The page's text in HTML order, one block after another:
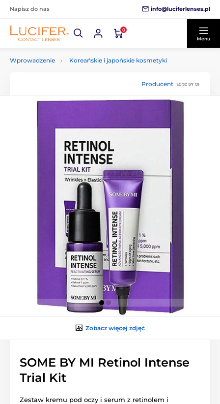
Napisz do nas info@luciferlenses.pl
0
Menu
Wprowadzenie Koreańskie i japońskie kosmetyki
Producent
Zobacz więcej zdjęć
SOME BY MI Retinol Intense
Trial Kit
Zestaw kremu pod oczy i serum z retinolem i